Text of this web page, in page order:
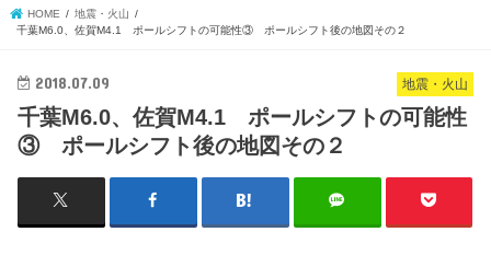
HOME
地震・火山
千葉M6.0、佐賀M4.1 ポールシフトの可能性③ ポールシフト後の地図その２
地震・火山
2018.07.09
千葉M6.0、佐賀M4.1 ポールシフトの可能性
③ ポールシフト後の地図その２